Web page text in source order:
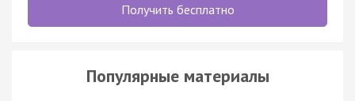
Получить бесплатно
Популярные материалы